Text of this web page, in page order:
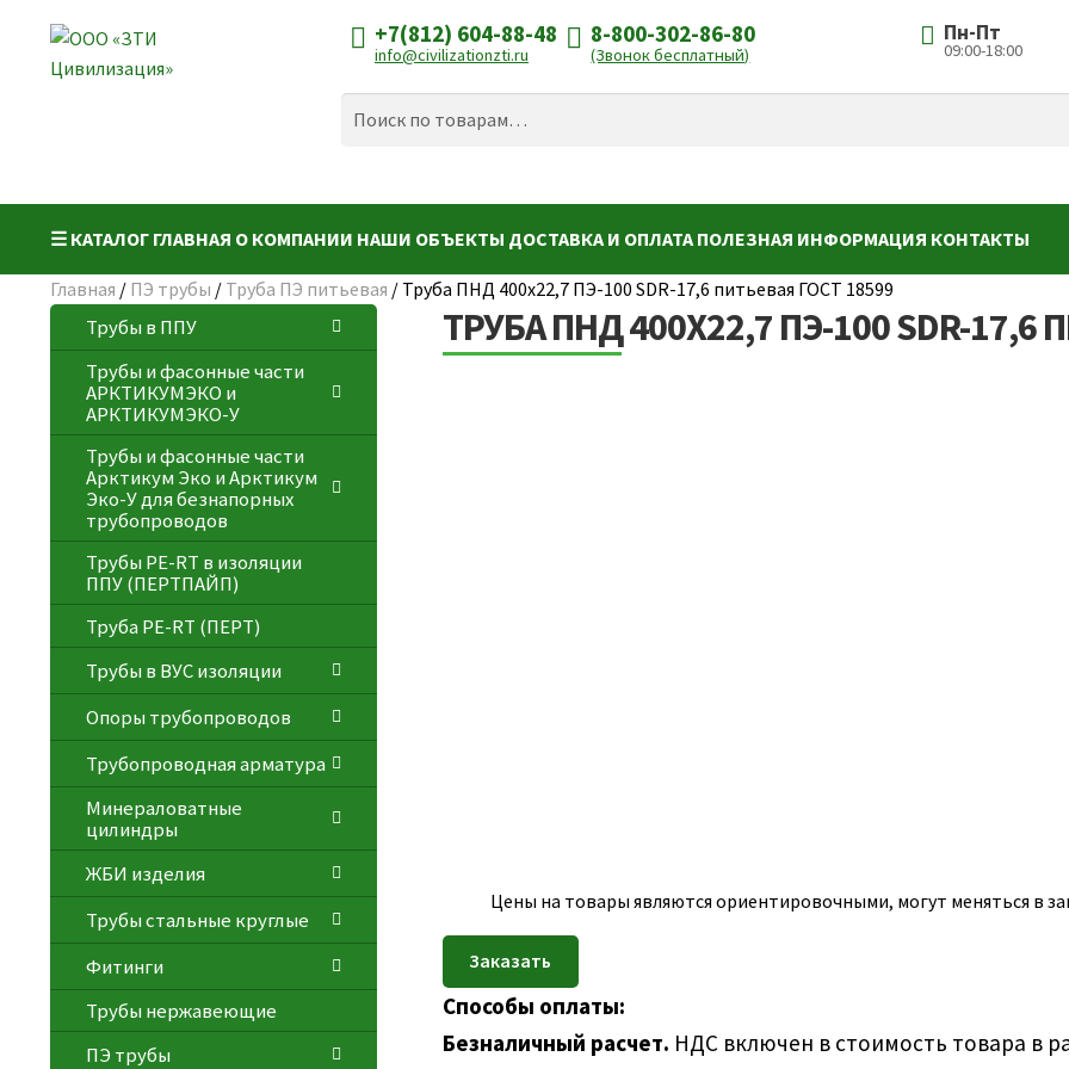
Перейти
к
Перейти
к
+7(812) 604-88-48
info@civilizationzti.ru
8-800-302-86-80
(Звонок бесплатный)
Пн-Пт
09:00-18:00
☰ КАТАЛОГ ГЛАВНАЯ О КОМПАНИИ НАШИ ОБЪЕКТЫ ДОСТАВКА И ОПЛАТА ПОЛЕЗНАЯ ИНФОРМАЦИЯ КОНТАКТЫ
Главная / ПЭ трубы / Труба ПЭ питьевая / Труба ПНД 400х22,7 ПЭ-100 SDR-17,6 питьевая ГОСТ 18599
ТРУБА ПНД 400Х22,7 ПЭ-100 SDR-17,6
Цены на товары являются ориентировочными, могут меняться в
Способы оплаты:
Безналичный расчет. НДС включен в стоимость товара в
Трубы в ППУ
Трубы и фасонные части
АРКТИКУМЭКО и
АРКТИКУМЭКО-У
Трубы и фасонные части
Арктикум Эко и Арктикум
Эко-У для безнапорных
трубопроводов
Трубы PE-RT в изоляции
ППУ (ПЕРТПАЙП)
⁠Трубa PE-RT (ПЕРТ)
Трубы в ВУС изоляции
Опоры трубопроводов
Трубопроводная арматура
Минераловатные
цилиндры
ЖБИ изделия
Трубы стальные круглые
Фитинги
Трубы нержавеющие
ПЭ трубы